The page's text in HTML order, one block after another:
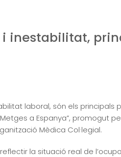
inestabilitat,
laboral, són els
a Espanya”, promogut
Mèdica Col·legial.
la situació real de